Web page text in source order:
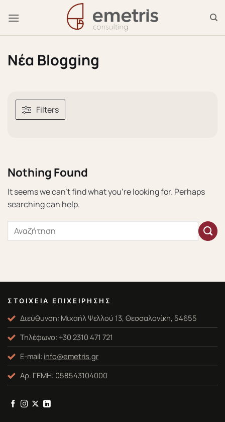
στο
Νέα Blogging
Nothing Found
It seems we can’t find what you’re looking for. Perhaps
searching can help.
Filters
ΣΤΟΙΧΕΊΑ ΕΠΙΧΕΊΡΗΣΗΣ
Διεύθυνση: Μιχαήλ Ψελλού 13, Θεσσαλονίκη, 54655
Τηλέφωνο: +30 2310 471 721
E-mail: info@emetris.gr
Αρ. ΓΕΜΗ: 058543104000